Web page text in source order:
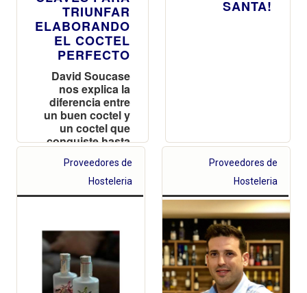
TRIUNFAR
ELABORANDO
EL COCTEL
PERFECTO
David Soucase
nos explica la
diferencia entre
un buen coctel y
un coctel que
conquiste hasta
más exigentes
SANTA!
Proveedores de
Hosteleria
Proveedores de
Hosteleria